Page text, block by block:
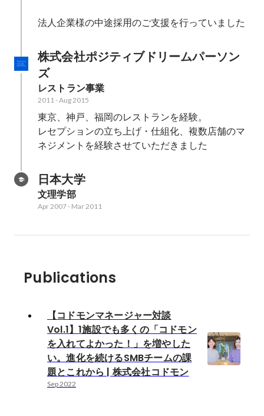
法人企業様の中途採用のご支援を行っていました
株式会社ポジティブドリームパーソン
ズ
レストラン事業
2011-Aug 2015
東京、神戸、福岡のレストランを経験。
レセプションの立ち上げ・仕組化、複数店舗のマ
ネジメントを経験させていただきました
日本大学
文理学部
Apr 2007- Mar 2011
Publications
【コドモンマネージャー対談
Vol.1】1施設でも多くの「コドモン
を入れてよかった！」を増やした
い。進化を続けるSMBチームの課
題とこれから | 株式会社コドモン
Sep 2022